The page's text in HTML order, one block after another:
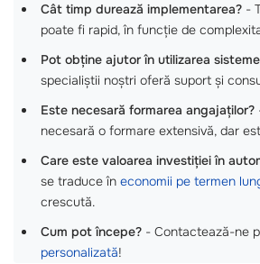
Cât timp durează implementarea? -
poate fi rapid, în funcție de
Pot obține ajutor în utilizarea
specialiștii noștri oferă suport și
Este necesară formarea angajaților?
necesară o formare extensivă, dar
Care este valoarea investiției în
se traduce în economii pe termen
crescută.
Cum pot începe? - Contactează-ne
personalizată!